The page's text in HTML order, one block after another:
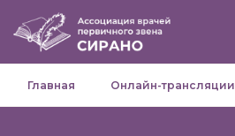
Главная Онлайн-трансляции